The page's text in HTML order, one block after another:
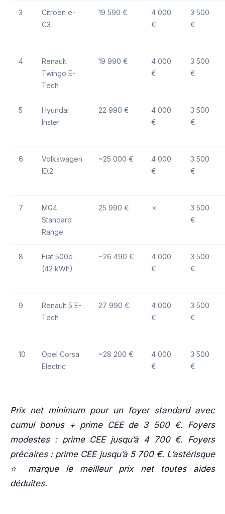
3
Citroën ë-
C3
19 590 €
4 000
€
3 500
€
4
Renault
Twingo E-
Tech
19 990 €
4 000
€
3 500
€
5
Hyundai
Inster
22 990 €
4 000
€
3 500
€
6
Volkswagen
ID.2
~25 000 €
4 000
€
3 500
€
7
MG4
Standard
Range
25 990 € ✗
3 500
€
8
Fiat 500e
(42 kWh)
~26 490 €
4 000
€
3 500
€
9
Renault 5 E-
Tech
27 990 €
4 000
€
3 500
€
10
Opel Corsa
Electric
~28 200 €
4 000
€
3 500
€
Prix net minimum pour un foyer standard avec
cumul bonus + prime CEE de 3 500 €. Foyers
modestes : prime CEE jusqu’à 4 700 €. Foyers
précaires : prime CEE jusqu’à 5 700 €. L’astérisque
⭐ marque le meilleur prix net toutes aides
déduites.